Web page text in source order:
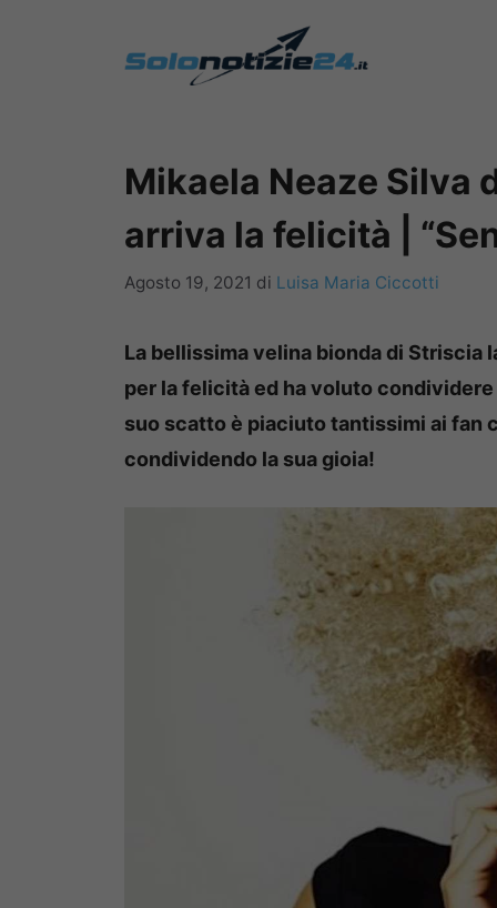
Mikaela Neaze Silva
arriva la felicità |
Agosto 19, 2021 di Luisa Maria Ciccotti
La bellissima velina bionda di Striscia
per la felicità ed ha voluto
suo scatto è piaciuto tantissimi ai fan
condividendo la sua gioia!